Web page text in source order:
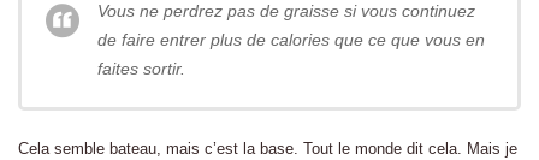
Vous ne perdrez pas de graisse si vous continuez
de faire entrer plus de calories que ce que vous en
faites sortir.
Cela semble bateau, mais c’est la base. Tout le monde dit cela. Mais je